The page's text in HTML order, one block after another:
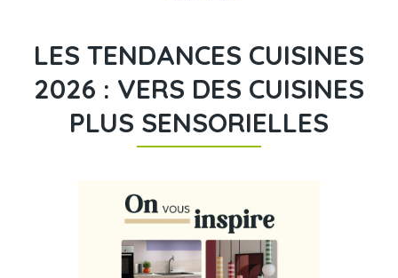
LES TENDANCES CUISINES
2026 : VERS DES CUISINES
PLUS SENSORIELLES